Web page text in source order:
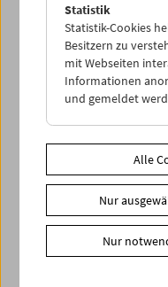
Vorschau Sept /
Regelmäßige
Programmarchiv
Statistik
Statistik-Cookies
Besitzern zu
mit Webseiten
Informationen
und gemeldet
Alle
Nur
Nur